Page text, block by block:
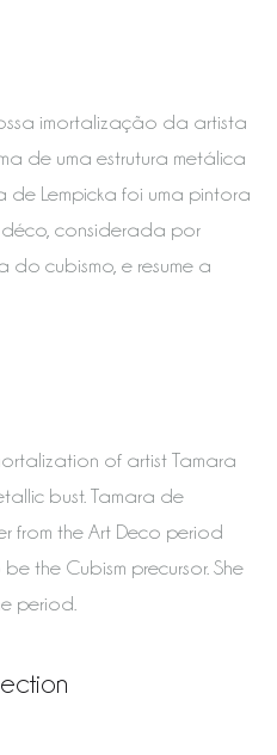
imortalização da artista
de uma estrutura metálica
Lempicka foi uma pintora
considerada por
do cubismo, e resume a
of artist Tamara
bust. Tamara de
from the Art Deco period
the Cubism precursor. She
period.